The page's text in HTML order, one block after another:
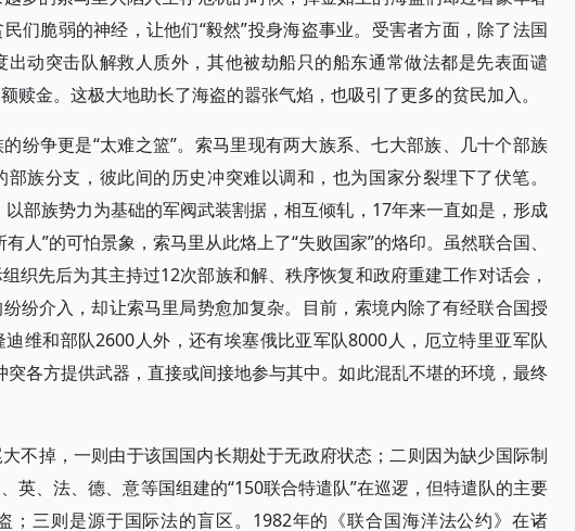
们脆弱的神经，让他们“毅然”投身海盗事业。受害者方面，除了法国
动突击队解救人质外，其他被劫船只的船东通常做法都是先表面谴
赎金。这极大地助长了海盗的嚣张气焰，也吸引了更多的贫民加入。
纷争更是“太难之篮”。索马里现有两大族系、七大部族、几十个部族
族分支，彼此间的历史冲突难以调和，也为国家分裂埋下了伏笔。
部族势力为基础的军阀武装割据，相互倾轧，17年来一直如是，形成
人”的可怕景象，索马里从此烙上了“失败国家”的烙印。虽然联合国、
织先后为其主持过12次部族和解、秩序恢复和政府重建工作对话会，
纷介入，却让索马里局势愈加复杂。目前，索境内除了有经联合国授
维和部队2600人外，还有埃塞俄比亚军队8000人，厄立特里亚军队
各方提供武器，直接或间接地参与其中。如此混乱不堪的环境，最终
不掉，一则由于该国国内长期处于无政府状态；二则因为缺少国际制
英、法、德、意等国组建的“150联合特遣队”在巡逻，但特遣队的主要
；三则是源于国际法的盲区。1982年的《联合国海洋法公约》在诸